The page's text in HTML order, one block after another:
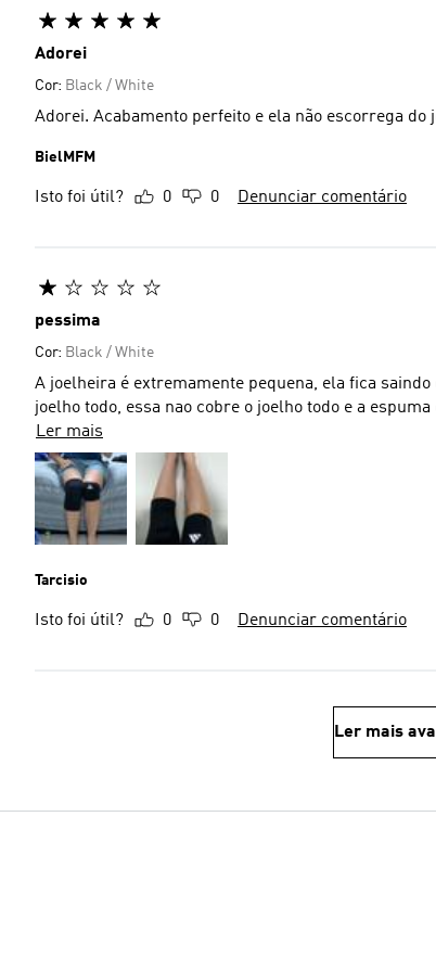
Adorei
Cor: Black / White
Adorei. Acabamento perfeito e ela não escorrega do
BielMFM
Isto foi útil? 0 0 Denunciar comentário
pessima
Cor: Black / White
A joelheira é extremamente pequena, ela fica
joelho todo, essa nao cobre o joelho todo e a
Ler mais
Tarcisio
Isto foi útil? 0 0 Denunciar comentário
Ler mais